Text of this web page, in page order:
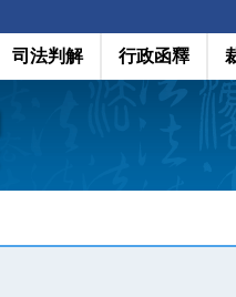
司法判解 行政函釋